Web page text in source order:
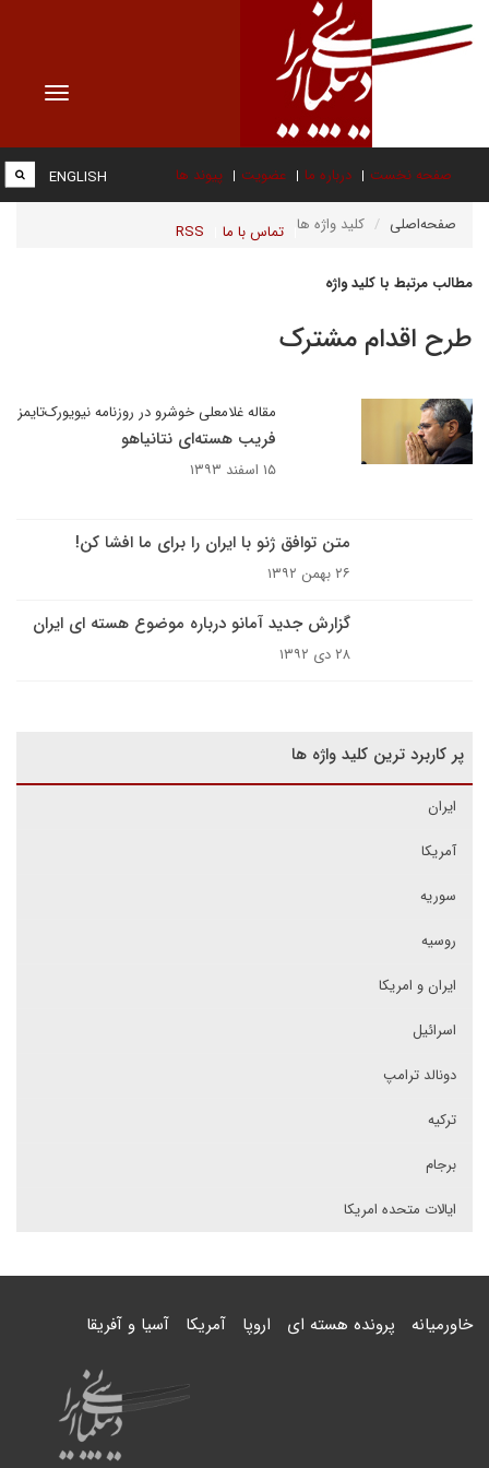
Toggle
صفحه نخست درباره ما عضویت پیوند ها
تماس با ما RSS
ENGLISH
صفحه‌اصلی کلید واژه ها
مطالب مرتبط با کلید واژه
طرح اقدام مشترک
مقاله غلامعلی خوشرو در روزنامه نیویورک‌تایمز
فریب هسته‌ای نتانیاهو
۱۵ اسفند ۱۳۹۳
متن توافق ژنو با ایران را برای ما افشا کن!
۲۶ بهمن ۱۳۹۲
گزارش جدید آمانو درباره موضوع هسته ای ایران
۲۸ دی ۱۳۹۲
پر کاربرد ترین کلید واژه ها
ایران
آمریکا
سوریه
روسیه
ایران و امریکا
اسرائیل
دونالد ترامپ
ترکیه
برجام
ایالات متحده امریکا
خاورمیانه پرونده هسته ای اروپا آمریکا آسیا و آفریقا